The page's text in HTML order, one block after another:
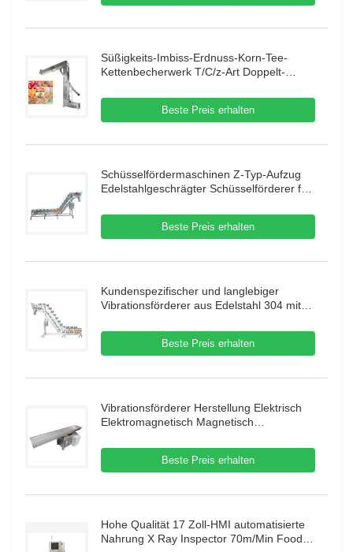
Süßigkeits-Imbiss-Erdnuss-Korn-Tee-
Kettenbecherwerk T/C/z-Art Doppelt-
Beste Preis erhalten
Schüsselfördermaschinen Z-Typ-Aufzug
Edelstahlgeschrägter Schüsselförderer für
Beste Preis erhalten
Kundenspezifischer und langlebiger
Vibrationsförderer aus Edelstahl 304 mit
Granulatförderung
Beste Preis erhalten
Vibrationsförderer Herstellung Elektrisch
Elektromagnetisch Magnetisch
Hubförderer
Beste Preis erhalten
Hohe Qualität 17 Zoll-HMI automatisierte
Nahrung X Ray Inspector 70m/Min Food X